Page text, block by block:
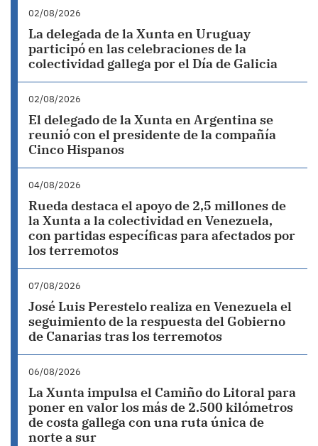
02/08/2026
La delegada de la Xunta en Uruguay
participó en las celebraciones de la
colectividad gallega por el Día de Galicia
02/08/2026
El delegado de la Xunta en Argentina se
reunió con el presidente de la compañía
Cinco Hispanos
04/08/2026
Rueda destaca el apoyo de 2,5 millones de
la Xunta a la colectividad en Venezuela,
con partidas específicas para afectados por
los terremotos
07/08/2026
José Luis Perestelo realiza en Venezuela el
seguimiento de la respuesta del Gobierno
de Canarias tras los terremotos
06/08/2026
La Xunta impulsa el Camiño do Litoral para
poner en valor los más de 2.500 kilómetros
de costa gallega con una ruta única de
norte a sur